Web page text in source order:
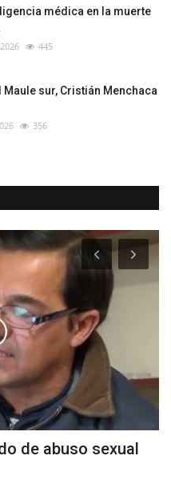
médica en la muerte
445
Maule sur, Cristián Menchaca
356
de abuso sexual